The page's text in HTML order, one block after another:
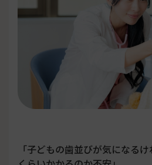
「子どもの歯並びが気になる